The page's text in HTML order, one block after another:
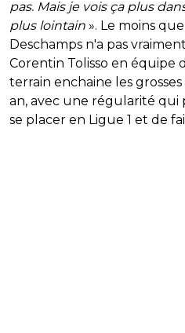
pas. Mais je vois ça plus
plus lointain ». Le moins
Deschamps n'a pas
Corentin Tolisso en équipe
terrain enchaine les
an, avec une régularité qui
se placer en Ligue 1 et de